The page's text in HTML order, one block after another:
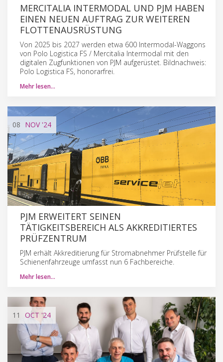
MERCITALIA INTERMODAL UND PJM HABEN
EINEN NEUEN AUFTRAG ZUR WEITEREN
FLOTTENAUSRÜSTUNG
Von 2025 bis 2027 werden etwa 600 Intermodal-Waggons
von Polo Logistica FS / Mercitalia Intermodal mit den
digitalen Zugfunktionen von PJM aufgerüstet. Bildnachweis:
Polo Logistica FS, honorarfrei.
Mehr lesen…
08 NOV'24
PJM ERWEITERT SEINEN
TÄTIGKEITSBEREICH ALS AKKREDITIERTES
PRÜFZENTRUM
PJM erhält Akkreditierung für Stromabnehmer Prüfstelle für
Schienenfahrzeuge umfasst nun 6 Fachbereiche.
Mehr lesen…
11 OCT '24